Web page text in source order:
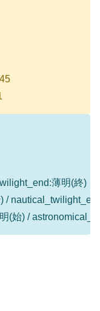
薄明(終)
/
(始) /